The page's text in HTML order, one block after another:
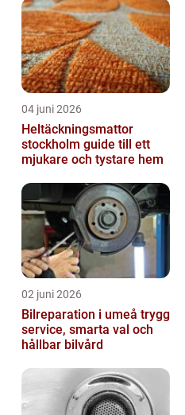
04 juni 2026
Heltäckningsmattor
stockholm guide till ett
mjukare och tystare hem
02 juni 2026
Bilreparation i umeå trygg
service, smarta val och
hållbar bilvård